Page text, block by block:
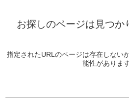
お探しのページは見つか
指定されたURLのページは存在しない
能性があります